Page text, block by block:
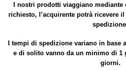
I nostri prodotti viaggiano mediante
richiesto, l’acquirente potrà ricevere
I tempi di spedizione variano in
e di solito vanno da un minimo di 1
giorni.